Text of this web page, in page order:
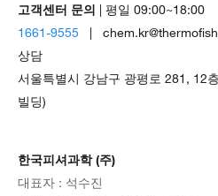
고객센터 문의 | 평일 09:00~18:00
1661-9555 |
상담
서울특별시 강남구 광평로 281, 12
빌딩)
한국피셔과학 (주)
대표자 : 석수진